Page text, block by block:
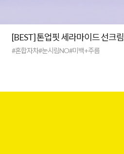
[BEST] 톤업핏 세라마이드 선크림
#혼합자차#눈시림NO#미백+주름